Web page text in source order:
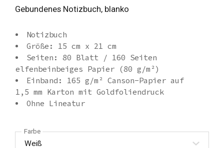
Gebundenes Notizbuch, blanko
Notizbuch
Größe: 15 cm x 21 cm
Seiten: 80 Blatt / 160 Seiten
elfenbeinbeiges Papier (80 g/m²)
Einband: 165 g/m² Canson-Papier auf
1,5 mm Karton mit Goldfoliendruck
Ohne Lineatur
Farbe